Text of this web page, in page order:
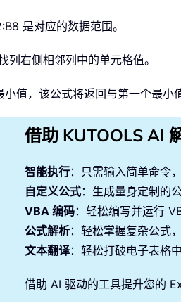
是对应的数据范围。
右侧相邻列中的单元格值。
值，该公式将返回与第一个最小
借助 KUTOOLS AI
智能执行：只需输入简单命令
自定义公式：生成量身定制的
VBA 编码：轻松编写并运行
公式解析：轻松掌握复杂公式
文本翻译：轻松打破电子表格
借助 AI 驱动的工具提升您的